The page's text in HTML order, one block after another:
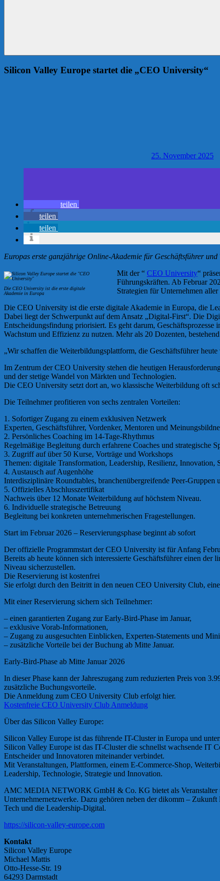
Silicon Valley Europe startet die „CEO University“
25. November 2025
teilen
teilen
teilen
Europas erste ganzjährige Online-Akademie für Geschäftsführer
Die CEO University ist die erste digitale
Akademie in Europa
Mit der “ CEO University“
Führungskräften. Ab Februar
Strategien für Unternehmen
Die CEO University ist die erste digitale Akademie in Europa, die
Dabei liegt der Schwerpunkt auf dem Ansatz „Digital-First“. Die
Entscheidungsfindung priorisiert. Es geht darum,
Wachstum und Effizienz zu nutzen. Mehr als 20 Dozenten,
„Wir schaffen die Weiterbildungsplattform, die Geschäftsführer
Im Zentrum der CEO University stehen die heutigen
und der stetige Wandel von Märkten und Technologien.
Die CEO University setzt dort an, wo klassische Weiterbildung oft
Die Teilnehmer profitieren von sechs zentralen Vorteilen:
1. Sofortiger Zugang zu einem exklusiven Netzwerk
Experten, Geschäftsführer, Vordenker, Mentoren und
2. Persönliches Coaching im 14-Tage-Rhythmus
Regelmäßige Begleitung durch erfahrene Coaches und strategische
3. Zugriff auf über 50 Kurse, Vorträge und Workshops
Themen: digitale Transformation, Leadership, Resilienz,
4. Austausch auf Augenhöhe
Interdisziplinäre Roundtables, branchenübergreifende Peer-Gruppen
5. Offizielles Abschlusszertifikat
Nachweis über 12 Monate Weiterbildung auf höchstem Niveau.
6. Individuelle strategische Betreuung
Begleitung bei konkreten unternehmerischen Fragestellungen.
Start im Februar 2026 – Reservierungsphase beginnt ab sofort
Der offizielle Programmstart der CEO University ist für Anfang
Bereits ab heute können sich interessierte Geschäftsführer einen
Niveau sicherzustellen.
Die Reservierung ist kostenfrei
Sie erfolgt durch den Beitritt in den neuen CEO University Club,
Mit einer Reservierung sichern sich Teilnehmer:
– einen garantierten Zugang zur Early-Bird-Phase im Januar,
– exklusive Vorab-Informationen,
– Zugang zu ausgesuchten Einblicken, Experten-Statements und
– zusätzliche Vorteile bei der Buchung ab Mitte Januar.
Early-Bird-Phase ab Mitte Januar 2026
In dieser Phase kann der Jahreszugang zum reduzierten Preis von
zusätzliche Buchungsvorteile.
Die Anmeldung zum CEO University Club erfolgt hier.
Kostenfreie CEO University Club Anmeldung
Über das Silicon Valley Europe:
Silicon Valley Europe ist das führende IT-Cluster in Europa und
Silicon Valley Europe ist das IT-Cluster die schnellst wachsende IT
Entscheider und Innovatoren miteinander verbindet.
Mit Veranstaltungen, Plattformen, einem E-Commerce-Shop,
Leadership, Technologie, Strategie und Innovation.
AMC MEDIA NETWORK GmbH & Co. KG bietet als Veranstalter
Unternehmernetzwerke. Dazu gehören neben der dikomm –
Tech und die Leadership-Digital.
https://silicon-valley-europe.com
Kontakt
Silicon Valley Europe
Michael Mattis
Otto-Hesse-Str. 19
64293 Darmstadt